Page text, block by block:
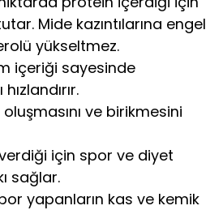
Mide kazıntılarına engel
yükseltmez.
içeriği sayesinde
ve birikmesini
için spor ve diyet
sağlar.
yapanların kas ve kemik